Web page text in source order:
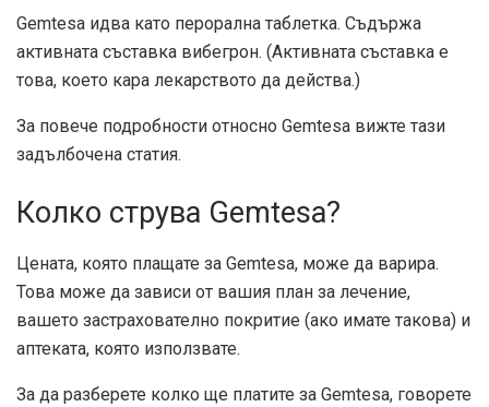
Gemtesa идва като перорална таблетка. Съдържа
активната съставка вибегрон. (Активната съставка е
това, което кара лекарството да действа.)
За повече подробности относно Gemtesa вижте тази
задълбочена статия.
Колко струва Gemtesa?
Цената, която плащате за Gemtesa, може да варира.
Това може да зависи от вашия план за лечение,
вашето застрахователно покритие (ако имате такова) и
аптеката, която използвате.
За да разберете колко ще платите за Gemtesa, говорете